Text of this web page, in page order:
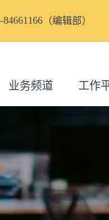
84661166（编辑部）
业务频道 工作